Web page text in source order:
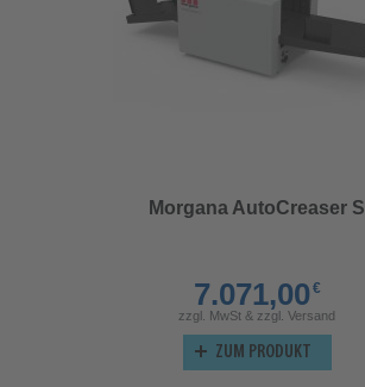
Morgana AutoCreaser S
7.071,00€
zzgl. MwSt & zzgl. Versand
ZUM PRODUKT